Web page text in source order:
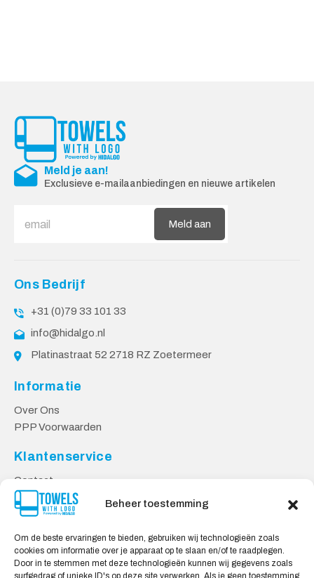
Beheer toestemming
Om de beste ervaringen te bieden, gebruiken wij technologieën zoals
cookies om informatie over je apparaat op te slaan en/of te raadplegen.
Door in te stemmen met deze technologieën kunnen wij gegevens zoals
surfgedrag of unieke ID's op deze site verwerken. Als je geen toestemming
Meld je aan!
Exclusieve e-mailaanbiedingen en nieuwe artikelen
Meld aan
Ons Bedrijf
+31 (0)79 33 101 33
info@hidalgo.nl
Platinastraat 52 2718 RZ Zoetermeer
Informatie
Over Ons
PPP Voorwaarden
Klantenservice
Contact
Privacy Voorwaarden
Levering & Retourneren
Veilig Shoppen
Mijn account